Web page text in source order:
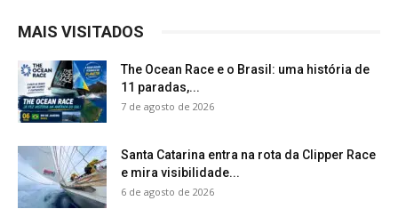
MAIS VISITADOS
The Ocean Race e o Brasil: uma história de
11 paradas,...
7 de agosto de 2026
Santa Catarina entra na rota da Clipper Race
e mira visibilidade...
6 de agosto de 2026